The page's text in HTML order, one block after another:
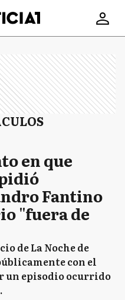
en que
Fantino
"fuera de
de La Noche de
con el
un episodio ocurrido